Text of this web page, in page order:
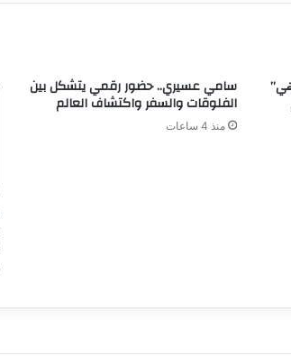
سامي عسيري.. حضور رقمي يتشكل بين
الفلوقات والسفر واكتشاف العالم
منذ 4 ساعات